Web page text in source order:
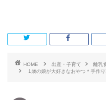
HOME 出産・子育て
離乳
1歳の娘が大好きなおやつ＊手作